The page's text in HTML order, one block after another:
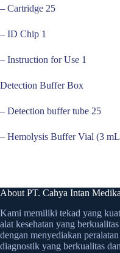
– Cartridge 25
– ID Chip 1
– Instruction for Use 1
Detection Buffer Box
– Detection buffer tube 25
– Hemolysis Buffer Vial (3
About PT. Cahya Intan Medika
Kami memiliki tekad yang
alat kesehatan yang
dengan menyediakan
diagnostik yang berkualitas